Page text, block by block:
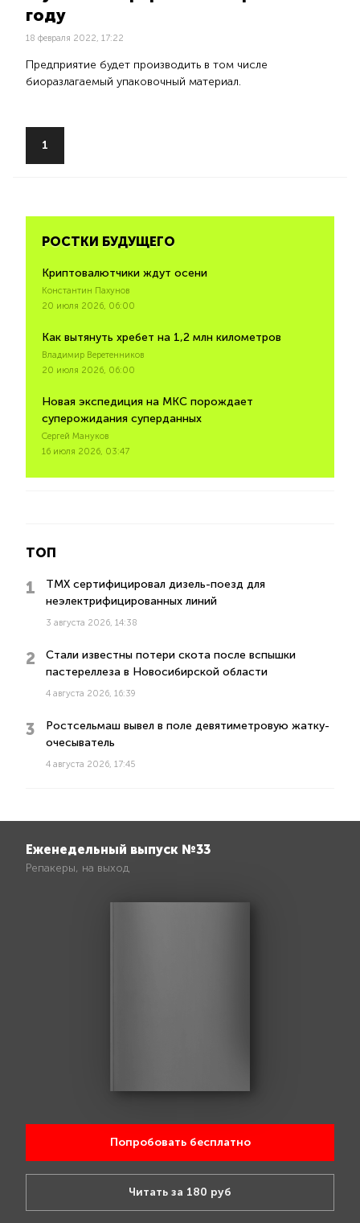
году
18 февраля 2022, 17:22
Предприятие будет производить в том числе
биоразлагаемый упаковочный материал.
1
РОСТКИ БУДУЩЕГО
Криптовалютчики ждут осени
Константин Пахунов
20 июля 2026, 06:00
Как вытянуть хребет на 1,2 млн километров
Владимир Веретенников
20 июля 2026, 06:00
Новая экспедиция на МКС порождает
суперожидания суперданных
Сергей Мануков
16 июля 2026, 03:47
ТОП
ТМХ сертифицировал дизель-поезд для
неэлектрифицированных линий
3 августа 2026, 14:38
Стали известны потери скота после вспышки
пастереллеза в Новосибирской области
4 августа 2026, 16:39
Ростсельмаш вывел в поле девятиметровую жатку-
очесыватель
4 августа 2026, 17:45
Еженедельный выпуск №33
Репакеры, на выход
Попробовать бесплатно
Читать за 180 руб